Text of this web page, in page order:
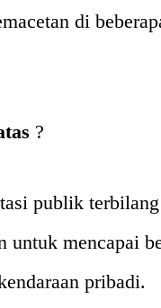
di
?
publik terbilang
untuk mencapai
pribadi.